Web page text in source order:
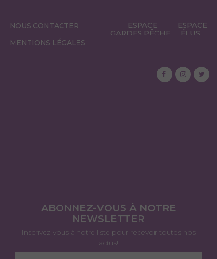
NOUS CONTACTER
MENTIONS LÉGALES
ESPACE
GARDES PÊCHE
ESPACE
ÉLUS
ABONNEZ-VOUS À NOTRE
NEWSLETTER
Inscrivez-vous à notre liste pour recevoir toutes nos
actus!